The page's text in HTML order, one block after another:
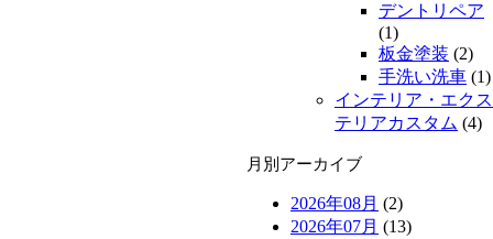
デントリペア
(1)
板金塗装 (2)
手洗い洗車 (1)
インテリア・エクス
テリアカスタム (4)
月別アーカイブ
2026年08月 (2)
2026年07月 (13)